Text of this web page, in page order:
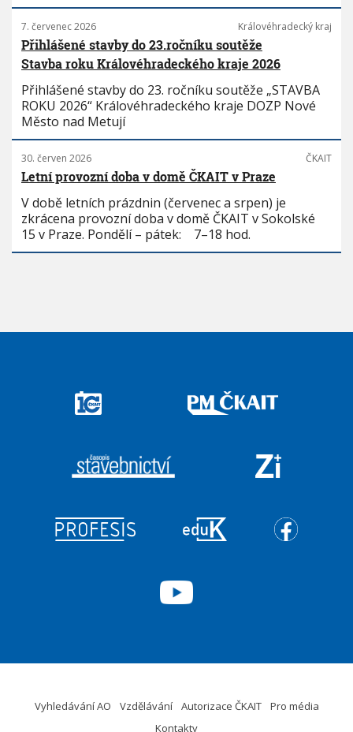
7. červenec 2026 Královéhradecký kraj
Přihlášené stavby do 23.ročníku soutěže
Stavba roku Královéhradeckého kraje 2026
Přihlášené stavby do 23. ročníku soutěže „STAVBA
ROKU 2026“ Královéhradeckého kraje DOZP Nové
Město nad Metují
30. červen 2026 ČKAIT
Letní provozní doba v domě ČKAIT v Praze
V době letních prázdnin (červenec a srpen) je
zkrácena provozní doba v domě ČKAIT v Sokolské
15 v Praze. Pondělí – pátek: 7–18 hod.
Vyhledávání AO Vzdělávání Autorizace ČKAIT
Pro média
Kontakty